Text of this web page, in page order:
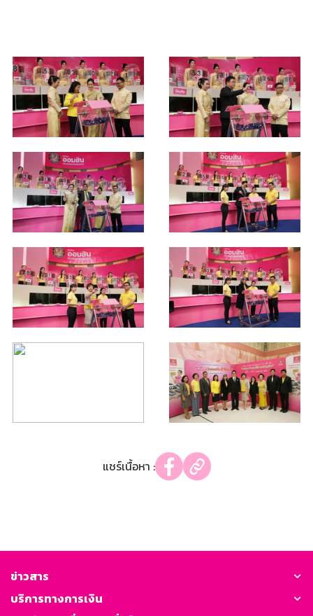
แชร์เนื้อหา :
ข่าวสาร
บริการทางการเงิน